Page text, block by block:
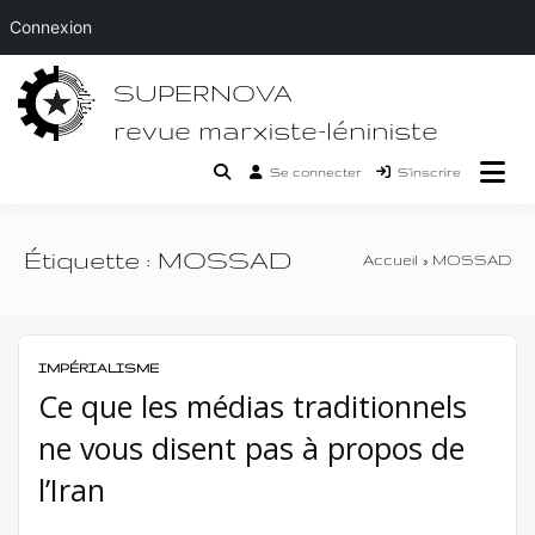
Passer
contenu
SUPERNOVA
revue marxiste-léniniste
Se connecter S’inscrire
Étiquette : MOSSAD Accueil MOSSAD
IMPÉRIALISME
Ce que les médias traditionnels
ne vous disent pas à propos de
l’Iran
Connexion